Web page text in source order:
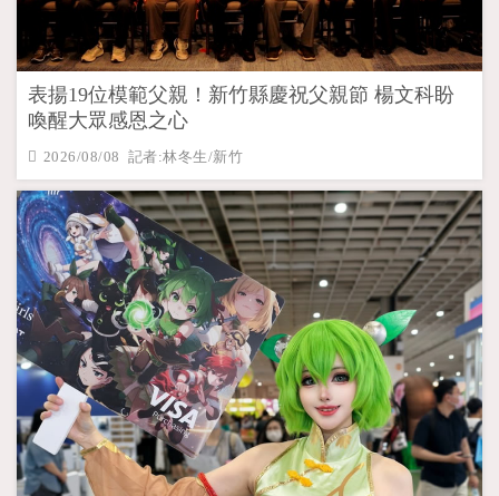
表揚19位模範父親！新竹縣慶祝父親節 楊文科盼
喚醒大眾感恩之心
2026/08/08 記者:林冬生/新竹